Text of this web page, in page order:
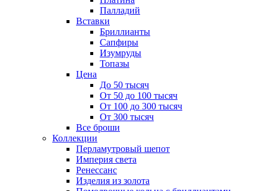
Палладий
Вставки
Бриллианты
Сапфиры
Изумруды
Топазы
Цена
До 50 тысяч
От 50 до 100 тысяч
От 100 до 300 тысяч
От 300 тысяч
Все броши
Коллекции
Перламутровый шепот
Империя света
Ренессанс
Изделия из золота